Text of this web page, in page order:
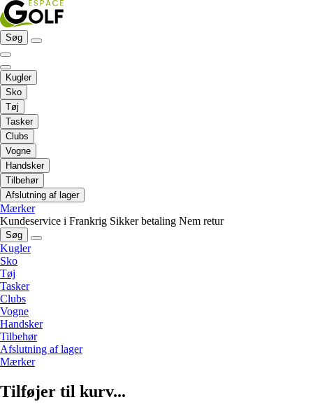
Søg
Kugler
Sko
Tøj
Tasker
Clubs
Vogne
Handsker
Tilbehør
Afslutning af lager
Mærker
Kundeservice i Frankrig Sikker betaling Nem retur
Søg
Kugler
Sko
Tøj
Tasker
Clubs
Vogne
Handsker
Tilbehør
Afslutning af lager
Mærker
Tilføjer til kurv...